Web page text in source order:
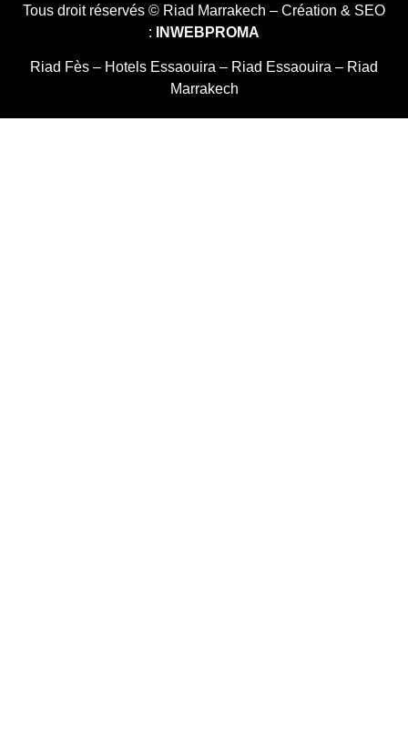
Tous droit réservés © Riad Marrakech – Création & SEO
:
INWEBPROMA
Riad Fès – Hotels Essaouira – Riad Essaouira – Riad
Marrakech